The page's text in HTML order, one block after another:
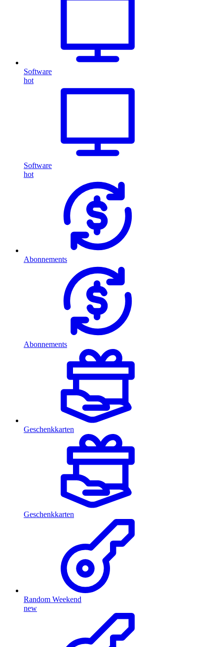
Software
hot
Software
hot
Abonnements
Abonnements
Geschenkkarten
Geschenkkarten
Random Weekend
new